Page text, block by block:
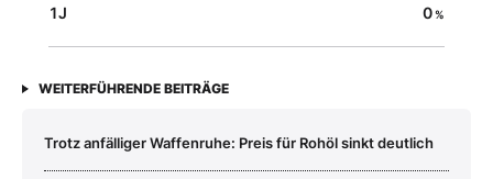
1J 0%
WEITERFÜHRENDE BEITRÄGE
Trotz anfälliger Waffenruhe: Preis für Rohöl sinkt deutlich